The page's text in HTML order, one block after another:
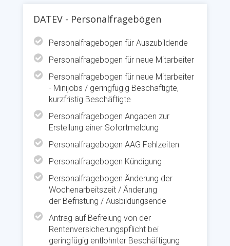
DATEV - Personalfragebögen
Personalfragebogen für Auszubildende
Personalfragebogen für neue Mitarbeiter
Personalfragebogen für neue Mitarbeiter
- Minijobs / geringfügig Beschäftigte,
kurzfristig Beschäftigte
Personalfragebogen Angaben zur
Erstellung einer Sofortmeldung
Personalfragebogen AAG Fehlzeiten
Personalfragebogen Kündigung
Personalfragebogen Änderung der
Wochenarbeitszeit / Änderung
der Befristung / Ausbildungsende
Antrag auf Befreiung von der
Rentenversicherungspflicht bei
geringfügig entlohnter Beschäftigung